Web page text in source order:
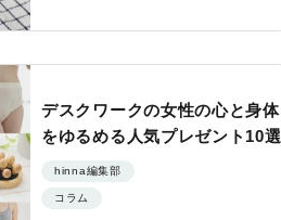
デスクワークの女性の心と身体
をゆるめる人気プレゼント10選
hinna編集部
コラム